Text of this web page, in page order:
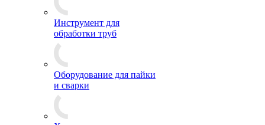
Инструмент для
обработки труб
Оборудование для пайки
и сварки